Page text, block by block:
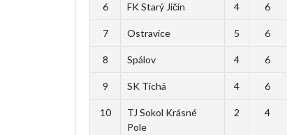
6 FK Starý Jičín 4 6
7 Ostravice 5 6
8 Spálov 4 6
9 SK Tichá 4 6
10
TJ Sokol Krásné
Pole
2 4